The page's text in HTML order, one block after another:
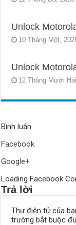
Unlock
10 Tháng Một,
Unlock
12 Tháng Mười
Bình luận
Facebook
Google+
Loading Facebook
Trả lời
Thư điện tử của
trường bắt buộc